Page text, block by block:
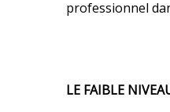
professionnel
LE FAIBLE